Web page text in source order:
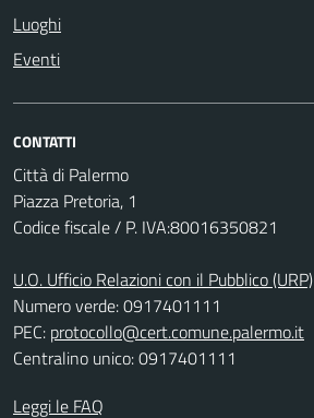
Luoghi
Eventi
CONTATTI
Città di Palermo
Piazza Pretoria, 1
Codice fiscale / P. IVA:80016350821
U.O. Ufficio Relazioni con il Pubblico (URP)
Numero verde: 0917401111
PEC: protocollo@cert.comune.palermo.it
Centralino unico: 0917401111
Leggi le FAQ